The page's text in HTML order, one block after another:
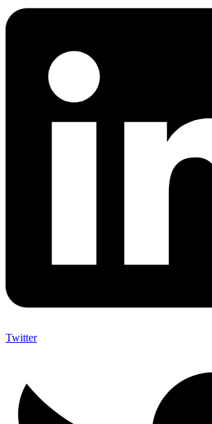
Twitter